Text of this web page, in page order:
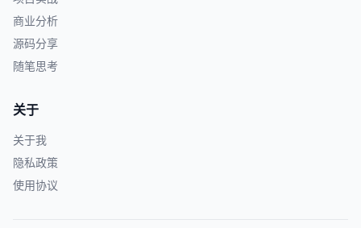
商业分析
源码分享
随笔思考
关于
关于我
隐私政策
使用协议